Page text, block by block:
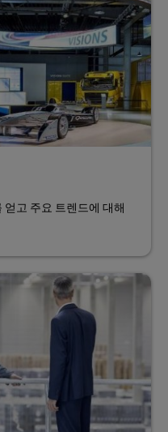
고 주요 트렌드에 대해